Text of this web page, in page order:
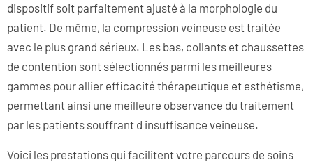
dispositif soit parfaitement ajusté à la morphologie du
patient. De même, la compression veineuse est traitée
avec le plus grand sérieux. Les bas, collants et chaussettes
de contention sont sélectionnés parmi les meilleures
gammes pour allier efficacité thérapeutique et esthétisme,
permettant ainsi une meilleure observance du traitement
par les patients souffrant d insuffisance veineuse.
Voici les prestations qui facilitent votre parcours de soins